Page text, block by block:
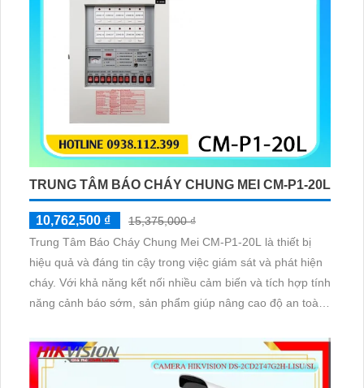
TRUNG TÂM BÁO CHÁY CHUNG MEI CM-P1-20L
10,762,500 ₫
15,375,000 ₫
Trung Tâm Báo Cháy Chung Mei CM-P1-20L là thiết bị
hiệu quả và đáng tin cậy trong việc giám sát và phát hiện
cháy. Với khả năng kết nối nhiều cảm biến và tích hợp tính
năng cảnh báo sớm, sản phẩm giúp nâng cao độ an toàn